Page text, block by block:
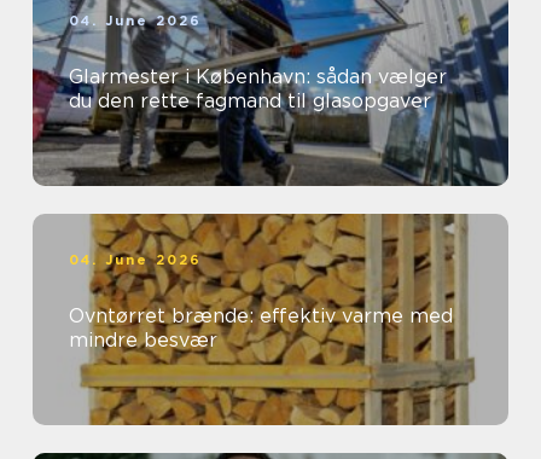
04. June 2026
Glarmester i København: sådan vælger
du den rette fagmand til glasopgaver
04. June 2026
Ovntørret brænde: effektiv varme med
mindre besvær